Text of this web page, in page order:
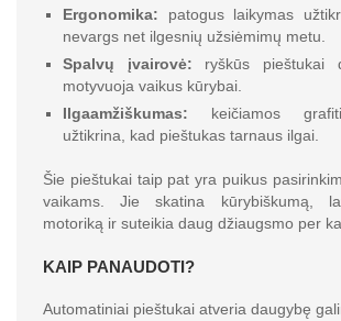
Ergonomika: patogus laikymas
nevargs net ilgesnių užsiėmimų metu.
Spalvų įvairovė: ryškūs pieštukai
motyvuoja vaikus kūrybai.
Ilgaamžiškumas: keičiamos
užtikrina, kad pieštukas tarnaus ilgai.
Šie pieštukai taip pat yra puikus
vaikams. Jie skatina kūrybiškumą,
motoriką ir suteikia daug džiaugsmo per
KAIP PANAUDOTI?
Automatiniai pieštukai atveria daugybę